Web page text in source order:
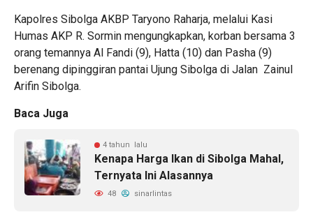
Kapolres Sibolga AKBP Taryono Raharja, melalui Kasi
Humas AKP R. Sormin mengungkapkan, korban bersama 3
orang temannya Al Fandi (9), Hatta (10) dan Pasha (9)
berenang dipinggiran pantai Ujung Sibolga di Jalan Zainul
Arifin Sibolga.
Baca Juga
4 tahun lalu
Kenapa Harga Ikan di Sibolga Mahal,
Ternyata Ini Alasannya
48 sinarlintas